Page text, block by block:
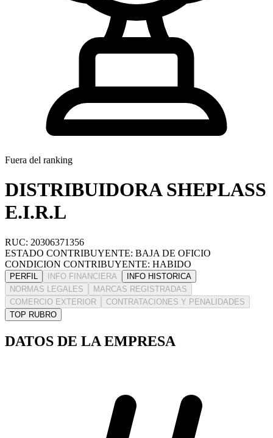
Fuera del ranking
DISTRIBUIDORA SHEPLASS
E.I.R.L
RUC: 20306371356
ESTADO CONTRIBUYENTE: BAJA DE OFICIO
CONDICION CONTRIBUYENTE: HABIDO
PERFIL INFO FINANCIERA
INFO HISTORICA
NORMAS LEGALES
MARCAS REGISTRADAS
COMERCIO EXTERIOR
CONTRATACIONES Y PENALIDADES
TOP RUBRO
DATOS DE LA EMPRESA